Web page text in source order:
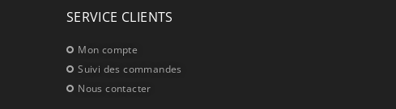
SERVICE CLIENTS
Mon compte
Suivi des commandes
Nous contacter